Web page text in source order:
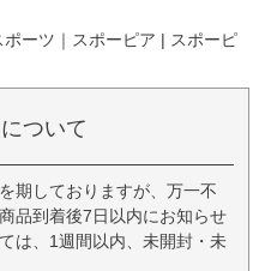
ポーツ｜スポーピア | スポーピ
ついて
期しておりますが、万一不
品到着後7日以内にお知らせ
は、1週間以内、未開封・未